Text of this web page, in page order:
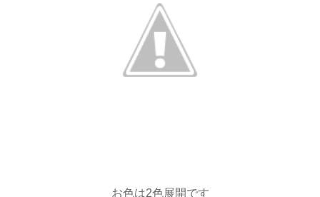
お色は2色展開です